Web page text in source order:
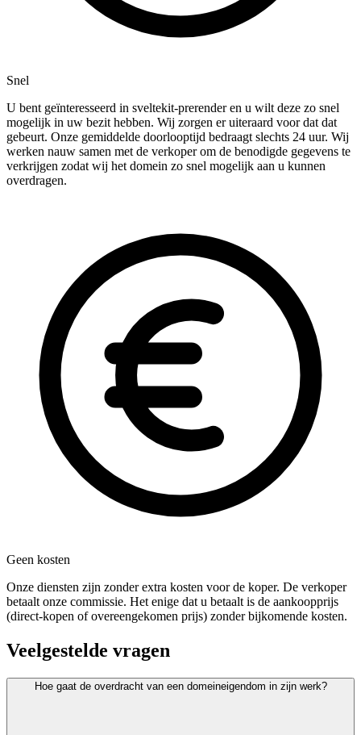
Snel
U bent geïnteresseerd in sveltekit-prerender en u wilt deze zo snel
mogelijk in uw bezit hebben. Wij zorgen er uiteraard voor dat dat
gebeurt. Onze gemiddelde doorlooptijd bedraagt slechts 24 uur. Wij
werken nauw samen met de verkoper om de benodigde gegevens te
verkrijgen zodat wij het domein zo snel mogelijk aan u kunnen
overdragen.
Geen kosten
Onze diensten zijn zonder extra kosten voor de koper. De verkoper
betaalt onze commissie. Het enige dat u betaalt is de aankoopprijs
(direct-kopen of overeengekomen prijs) zonder bijkomende kosten.
Veelgestelde vragen
Hoe gaat de overdracht van een domeineigendom in zijn werk?